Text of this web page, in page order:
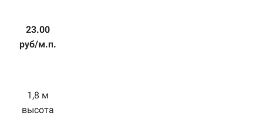
23.00
руб/м.п.
1,8 м
высота